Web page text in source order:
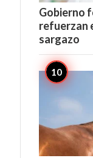
Gobierno
refuerzan
sargazo